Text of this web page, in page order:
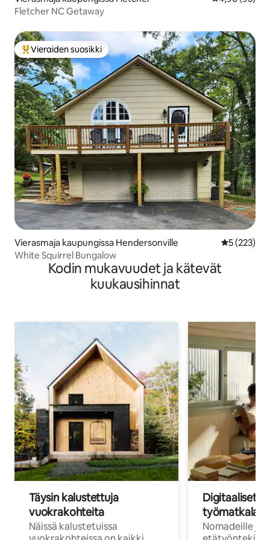
Fletcher NC Getaway
Vieraiden suosikkien parhaimmistoa
Vieraiden suosikki
Vierasmaja kaupungissa Hendersonville
5 (223)
White Squirrel Bungalow
Kodin mukavuudet ja kätevät
kuukausihinnat
Täysin kalustettuja
vuokrakohteita
Näissä kalustetuissa
Digitaaliset
Nomadeille ja